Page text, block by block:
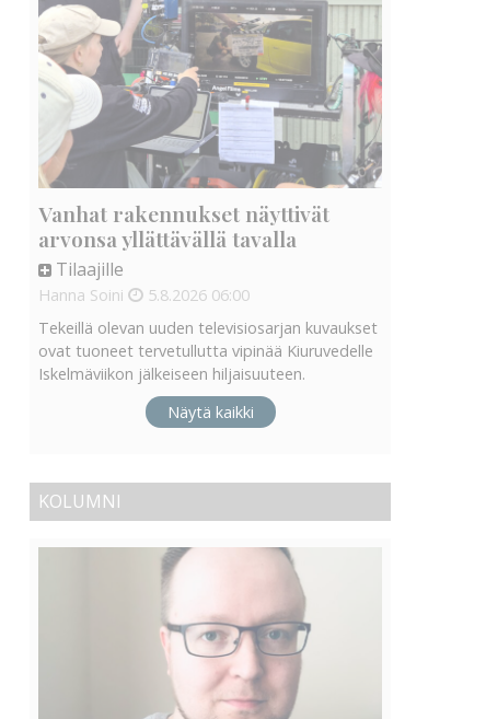
Vanhat rakennukset näyttivät
arvonsa yllättävällä tavalla
Tilaajille
Hanna Soini 5.8.2026 06:00
Tekeillä olevan uuden televisiosarjan kuvaukset
ovat tuoneet tervetullutta vipinää Kiuruvedelle
Iskelmäviikon jälkeiseen hiljaisuuteen.
Näytä kaikki
KOLUMNI